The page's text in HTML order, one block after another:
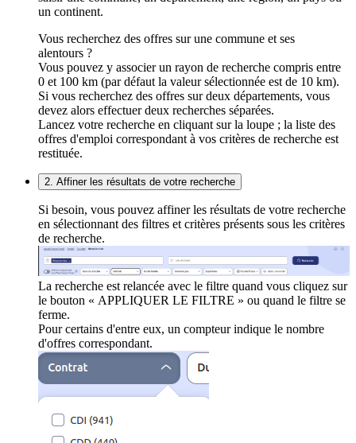
un continent.
Vous recherchez des offres sur une commune et ses
alentours ?
Vous pouvez y associer un rayon de recherche compris entre
0 et 100 km (par défaut la valeur sélectionnée est de 10 km).
Si vous recherchez des offres sur deux départements, vous
devez alors effectuer deux recherches séparées.
Lancez votre recherche en cliquant sur la loupe ; la liste des
offres d'emploi correspondant à vos critères de recherche est
restituée.
2. Affiner les résultats de votre recherche
Si besoin, vous pouvez affiner les résultats de votre recherche
en sélectionnant des filtres et critères présents sous les critères
de recherche.
La recherche est relancée avec le filtre quand vous cliquez sur
le bouton « APPLIQUER LE FILTRE » ou quand le filtre se
ferme.
Pour certains d'entre eux, un compteur indique le nombre
d'offres correspondant.